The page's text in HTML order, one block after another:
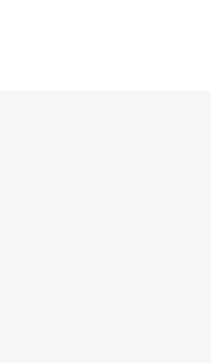
SL
Y VENTA
MAYOR DE PRODUCTOS
FRESCOS Y
EL
Y